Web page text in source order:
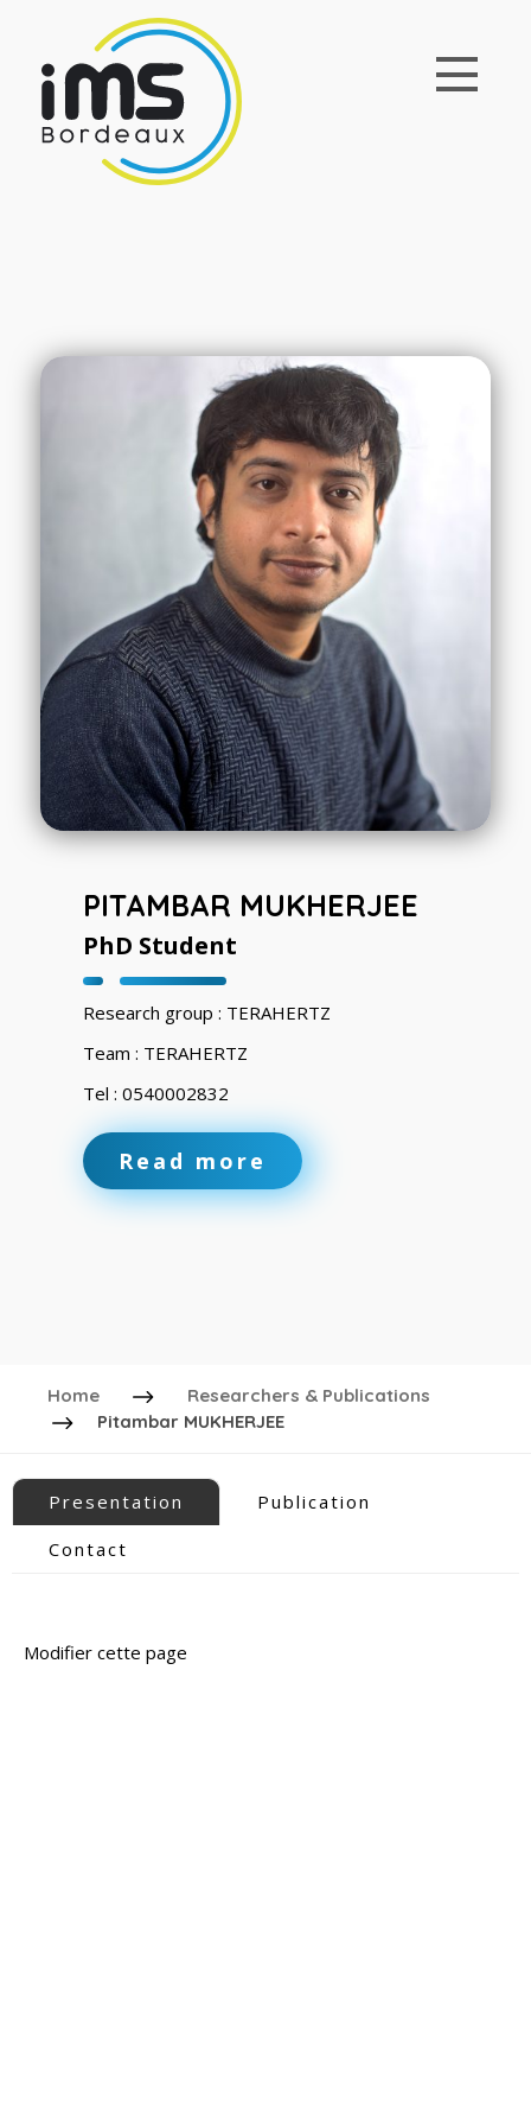
PITAMBAR MUKHERJEE
PhD Student
Research group : TERAHERTZ
Team : TERAHERTZ
Tel : 0540002832
Read more
Home
Researchers & Publications
Pitambar MUKHERJEE
Presentation
Publication
Contact
Modifier cette page